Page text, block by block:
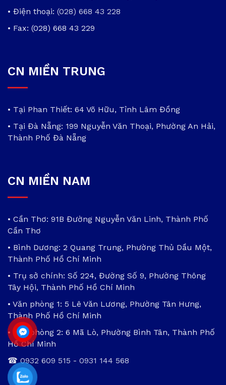
• Điện thoại: (028) 668 43 228
• Fax: (028) 668 43 229
CN MIỀN TRUNG
• Tại Phan Thiết: 64 Võ Hữu, Tỉnh Lâm Đồng
• Tại Đà Nẵng: 199 Nguyễn Văn Thoại, Phường An Hải,
Thành Phố Đà Nẵng
CN MIỀN NAM
• Cần Thơ: 91B Đường Nguyễn Văn Linh, Thành Phố
Cần Thơ
• Bình Dương: 2 Quang Trung, Phường Thủ Dầu Một,
Thành Phố Hồ Chí Minh
• Trụ sở chính: Số 224, Đường Số 9, Phường Thông
Tây Hội, Thành Phố Hồ Chí Minh
• Văn phòng 1: 5 Lê Văn Lương, Phường Tân Hưng,
Thành Phố Hồ Chí Minh
• Văn phòng 2: 6 Mã Lò, Phường Bình Tân, Thành Phố
Hồ Chí Minh
☎0932 609 515 - 0931 144 568